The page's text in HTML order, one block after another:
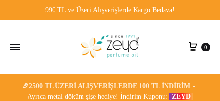
990 TL ve Üzeri Alışverişlerde Kargo Bedava!
Sepet
0
🎉2500 TL ÜZERI ALIŞVERIŞLERDE 100 TL İNDIRIM
Ayrıca metal döküm şişe hediye! İndirim Kuponu:
ZEYD